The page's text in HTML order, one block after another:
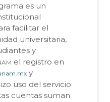
es un
facilitar el
universitaria,
y
el registro en
y
uso del servicio
cuentas suman